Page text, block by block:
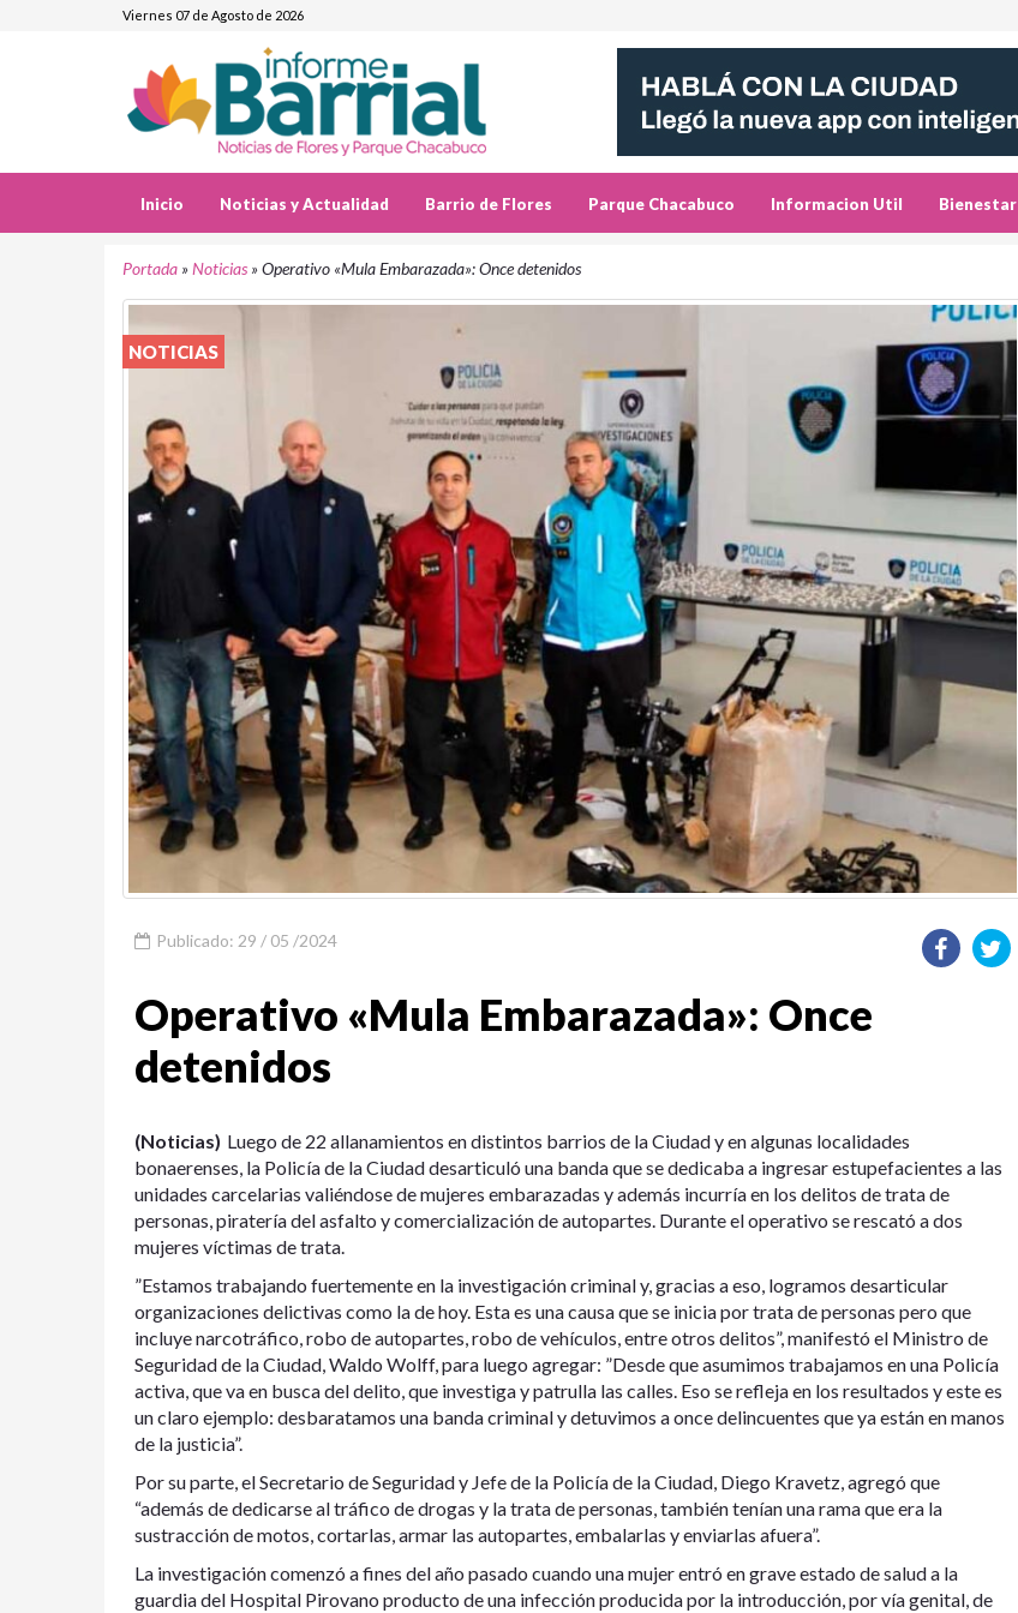
Viernes 07 de Agosto de 2026
Inicio Noticias y Actualidad Barrio de Flores Parque Chacabuco Informacion Util Bienestar
Portada »Noticias »Operativo «Mula Embarazada»: Once detenidos
NOTICIAS
Publicado: 29 / 05 /2024
Operativo «Mula Embarazada»: Once
detenidos
(Noticias) Luego de 22 allanamientos en distintos barrios de la Ciudad y en algunas localidades
bonaerenses, la Policía de la Ciudad desarticuló una banda que se dedicaba a ingresar estupefacientes a las
unidades carcelarias valiéndose de mujeres embarazadas y además incurría en los delitos de trata de
personas, piratería del asfalto y comercialización de autopartes. Durante el operativo se rescató a dos
mujeres víctimas de trata.
”Estamos trabajando fuertemente en la investigación criminal y, gracias a eso, logramos desarticular
organizaciones delictivas como la de hoy. Esta es una causa que se inicia por trata de personas pero que
incluye narcotráfico, robo de autopartes, robo de vehículos, entre otros delitos”, manifestó el Ministro de
Seguridad de la Ciudad, Waldo Wolff, para luego agregar: ”Desde que asumimos trabajamos en una Policía
activa, que va en busca del delito, que investiga y patrulla las calles. Eso se refleja en los resultados y este es
un claro ejemplo: desbaratamos una banda criminal y detuvimos a once delincuentes que ya están en manos
de la justicia”.
Por su parte, el Secretario de Seguridad y Jefe de la Policía de la Ciudad, Diego Kravetz, agregó que
“además de dedicarse al tráfico de drogas y la trata de personas, también tenían una rama que era la
sustracción de motos, cortarlas, armar las autopartes, embalarlas y enviarlas afuera”.
La investigación comenzó a fines del año pasado cuando una mujer entró en grave estado de salud a la
guardia del Hospital Pirovano producto de una infección producida por la introducción, por vía genital, de